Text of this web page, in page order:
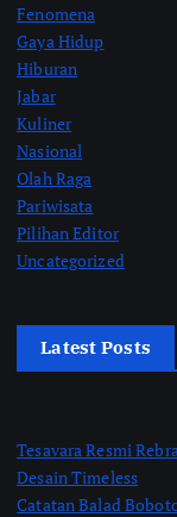
Fenomena
Gaya Hidup
Hiburan
Jabar
Kuliner
Nasional
Olah Raga
Pariwisata
Pilihan Editor
Uncategorized
Latest Posts
Tesavara Resmi
Desain Timeless
Catatan Balad